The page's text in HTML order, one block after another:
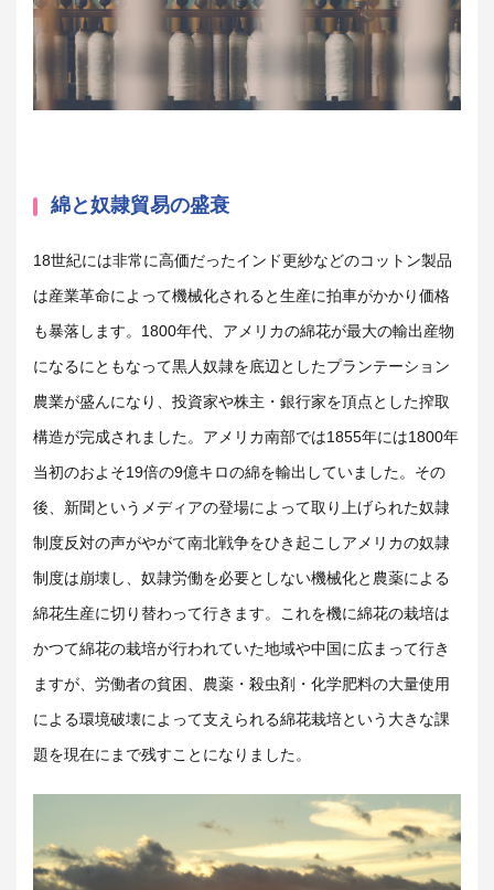
綿と奴隷貿易の盛衰
18世紀には非常に高価だったインド更紗などのコットン製品
は産業革命によって機械化されると生産に拍車がかかり価格
も暴落します。 1800年代、アメリカの綿花が最大の輸出産物
になるにともなって黒人奴隷を底辺としたプランテーション
農業が盛んになり、投資家や株主・銀行家を頂点とした搾取
構造が完成されました。アメリカ南部では1855年には1800年
当初のおよそ19倍の9億キロの綿を輸出していました。その
後、新聞というメディアの登場によって取り上げられた奴隷
制度反対の声がやがて南北戦争をひき起こしアメリカの奴隷
制度は崩壊し、奴隷労働を必要としない機械化と農薬による
綿花生産に切り替わって行きます。これを機に綿花の栽培は
かつて綿花の栽培が行われていた地域や中国に広まって行き
ますが、労働者の貧困、農薬・殺虫剤・化学肥料の大量使用
による環境破壊によって支えられる綿花栽培という大きな課
題を現在にまで残すことになりました。